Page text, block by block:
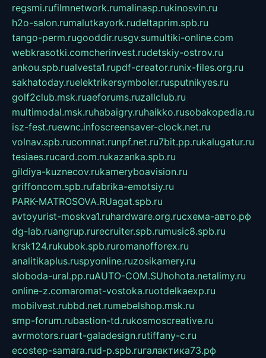
regsmi.rufilmnetwork.rumalinasp.rukinosvin.ru
h2o-salon.rumalutkayork.rudeltaprim.spb.ru
tango-perm.rugooddir.rusgv.sumultiki-online.com
webkrasotki.comcherinvest.rudetskiy-ostrov.ru
ankou.spb.rualvesta1.rupdf-creator.runix-files.org.ru
sakhatoday.ruelektrikersymboler.rusputnikyes.ru
golf2club.msk.ruaeforums.ruzallclub.ru
multimodal.msk.ruhabaigry.ruhaikko.rusobakopedia.ru
isz-fest.ruewnc.infoscreensaver-clock.net.ru
volnav.spb.rucomnat.runpf.net.ru7bit.pp.rukalugatur.ru
tesiaes.rucard.com.rukazanka.spb.ru
gildiya-kuznecov.rukameryboavision.ru
griffoncom.spb.rufabrika-emotsiy.ru
PARK-MATROSOVA.RUagat.spb.ru
avtoyurist-moskva1.ruhardware.org.ruсхема-авто.рф
dg-lab.ruangrup.rurecruiter.spb.rumusic8.spb.ru
krsk124.rukubok.spb.ruromanofforex.ru
analitikaplus.ruspyonline.ruzosikamery.ru
sloboda-ural.pp.ruAUTO-COM.SUhohota.netalimy.ru
online-z.comaromat-vostoka.ruotdelkaexp.ru
mobilvest.rubbd.net.rumebelshop.msk.ru
smp-forum.rubastion-td.rukosmoscreative.ru
avrmotors.ruart-galadesign.rutiffany-c.ru
ecostep-samara.rud-p.spb.ruгалактика73.рф